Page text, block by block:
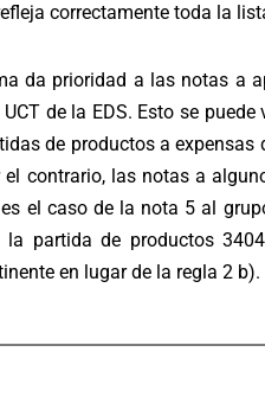
correctamente toda la
da prioridad a las notas a
de la EDS. Esto se
de productos a
contrario, las notas a
el caso de la nota 5 al
la partida de productos
en lugar de la regla 2 b).